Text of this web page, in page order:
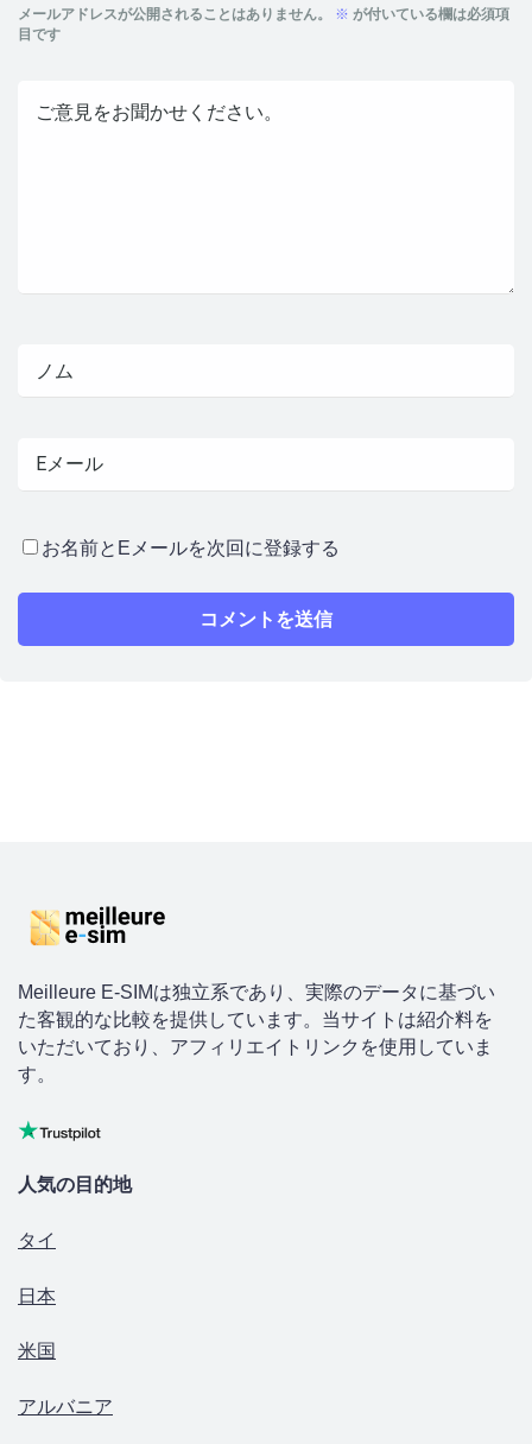
メールアドレスが公開されることはありません。 ※ が付いている欄は必須項
目です
お名前とEメールを次回に登録する
Meilleure E-SIMは独立系であり、実際のデータに基づい
た客観的な比較を提供しています。当サイトは紹介料を
いただいており、アフィリエイトリンクを使用していま
す。
人気の目的地
タイ
日本
米国
アルバニア